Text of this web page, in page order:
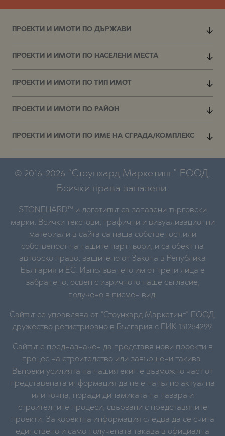
ПРОЕКТИ И ИМОТИ ПО ДЪРЖАВИ
ПРОЕКТИ И ИМОТИ ПО НАСЕЛЕНИ МЕСТА
ПРОЕКТИ И ИМОТИ ПО ТИП ИМОТ
ПРОЕКТИ И ИМОТИ ПО РАЙОН
ПРОЕКТИ И ИМОТИ ПО ИМЕ НА СГРАДА/КОМПЛЕКС
© 2016-2026 “Стоунхард Маркетинг” ЕООД.
Всички права запазени.
STONEHARD™ и логотипът са запазени търговски
марки. Всички текстови, графични и визуализационни
материали в сайта са наша собственост или
собственост на нашите партньори, и са обект на
авторско право, защитено от Закона в Република
България и ЕС. Използването им от трети лица е
забранено, освен с изричното наше съгласие,
получено в писмен вид.
Сайтът се управлява от “Стоунхард Маркетинг” ЕООД,
дружество регистрирано в България с ЕИК 131254299.
Сайтът е предназначен да представя нови проекти в
процес на строителство или завършени такива.
Въпреки усилията на нашия екип е възможно част от
представената информация да не е напълно актуална
или точна, поради динамиката на пазара и
строителните процеси, свързани с представяните
проекти. За коректна информация следва да се счита
единствено и само получената такава в официална